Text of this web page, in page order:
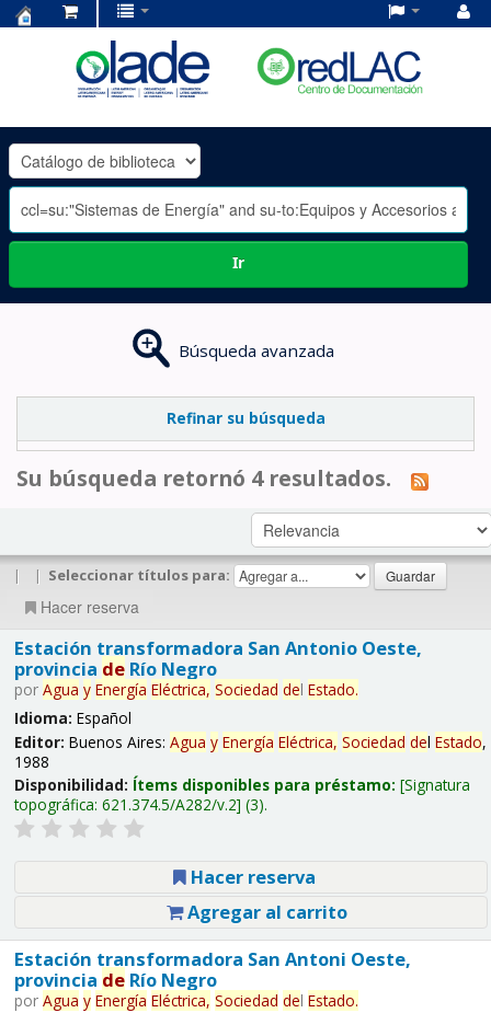
OLADE
-
Ir
Búsqueda avanzada
Refinar su búsqueda
Su búsqueda retornó 4 resultados.
| | Seleccionar títulos para:
Hacer reserva
Estación transformadora San Antonio Oeste,
provincia deRío Negro
por Agua y Energía Eléctrica, Sociedad del Estado.
Idioma: Español
Editor: Buenos Aires: Agua y Energía Eléctrica, Sociedad del Estado,
1988
Disponibilidad: Ítems disponibles para préstamo: Signatura
topográfica: 621.374.5/A282/v.2 (3).
Hacer reserva
Agregar al carrito
Estación transformadora San Antoni Oeste,
provincia deRío Negro
por Agua y Energía Eléctrica, Sociedad del Estado.